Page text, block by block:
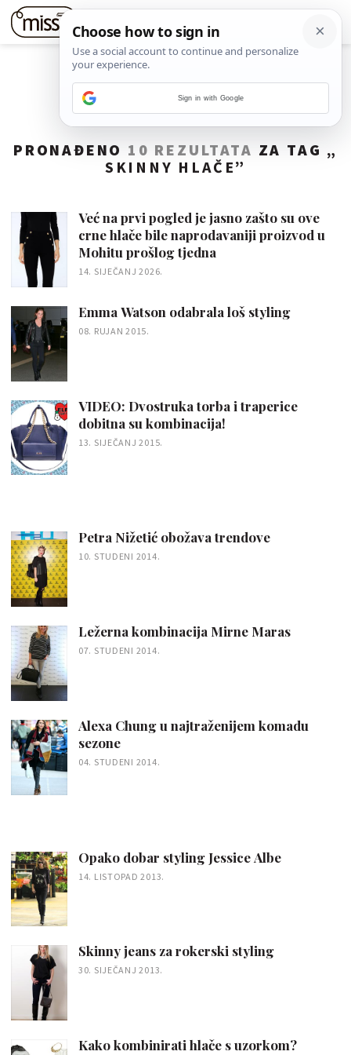
PRONAĐENO 10 REZULTATA ZA TAG „
SKINNY HLAČE”
Već na prvi pogled je jasno zašto su ove
crne hlače bile naprodavaniji proizvod u
Mohitu prošlog tjedna
14. SIJEČANJ 2026.
Emma Watson odabrala loš styling
08. RUJAN 2015.
VIDEO: Dvostruka torba i traperice
dobitna su kombinacija!
13. SIJEČANJ 2015.
Petra Nižetić obožava trendove
10. STUDENI 2014.
Ležerna kombinacija Mirne Maras
07. STUDENI 2014.
Alexa Chung u najtraženijem komadu
sezone
04. STUDENI 2014.
Opako dobar styling Jessice Albe
14. LISTOPAD 2013.
Skinny jeans za rokerski styling
30. SIJEČANJ 2013.
Kako kombinirati hlače s uzorkom?
Sign in with Google